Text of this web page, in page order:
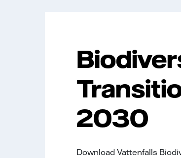
2030
Download Vattenfalls